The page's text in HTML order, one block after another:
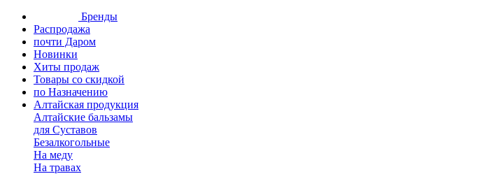
Бренды
Распродажа
почти Даром
Новинки
Хиты продаж
Товары со скидкой
по Назначению
Алтайская продукция
Алтайские бальзамы
для Суставов
Безалкогольные
На меду
На травах